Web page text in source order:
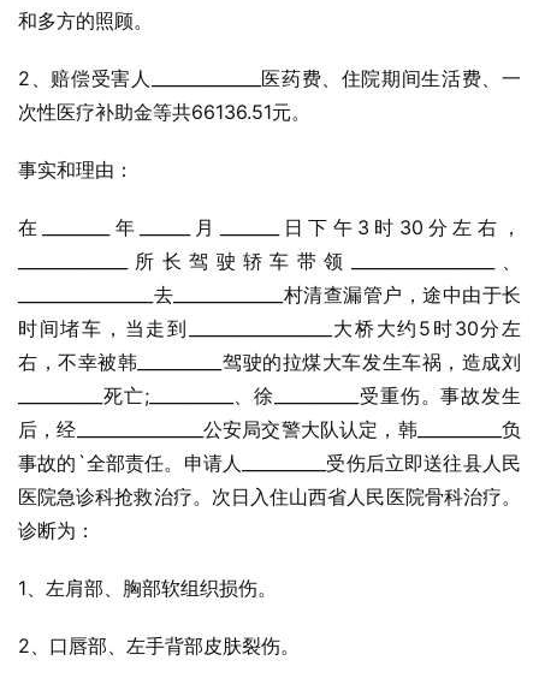
和多方的照顾。
2、赔偿受害人_____________医药费、住院期间生活费、一
次性医疗补助金等共66136.51元。
事实和理由：
在________年______月_______日下午3时30分左右，
_____________所长驾驶轿车带领_________________、
________________去_____________村清查漏管户，途中由于长
时间堵车，当走到_________________大桥大约5时30分左
右，不幸被韩__________驾驶的拉煤大车发生车祸，造成刘
__________死亡;__________、徐__________受重伤。事故发生
后，经_______________公安局交警大队认定，韩__________负
事故的`全部责任。申请人__________受伤后立即送往县人民
医院急诊科抢救治疗。次日入住山西省人民医院骨科治疗。
诊断为：
1、左肩部、胸部软组织损伤。
2、口唇部、左手背部皮肤裂伤。